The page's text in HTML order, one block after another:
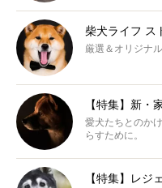
柴犬ライフ ス
厳選＆オリジナ
【特集】新・
愛犬たちとのか
らすために。
【特集】レジ